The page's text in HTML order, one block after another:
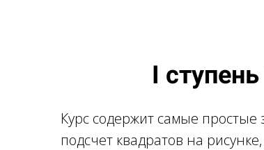
I
Курс содержит самые простые
подсчет квадратов на